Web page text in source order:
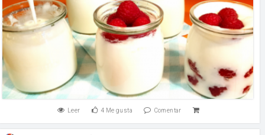
Leer 4 Me gusta Comentar